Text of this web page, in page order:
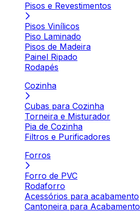
Pisos e Revestimentos
Pisos Vinílicos
Piso Laminado
Pisos de Madeira
Painel Ripado
Rodapés
Cozinha
Cubas para Cozinha
Torneira e Misturador
Pia de Cozinha
Filtros e Purificadores
Forros
Forro de PVC
Rodaforro
Acessórios para acabamento
Cantoneira para Acabamento